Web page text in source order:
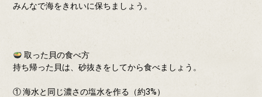
みんなで海をきれいに保ちましょう。
取った貝の食べ方
持ち帰った貝は、砂抜きをしてから食べましょう。
① 海水と同じ濃さの塩水を作る（約3%）